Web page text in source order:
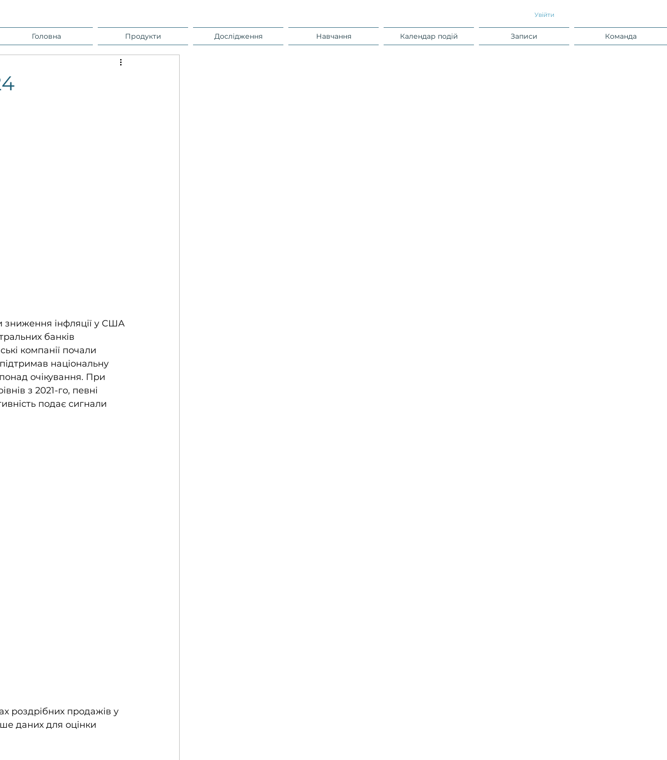
Увійти
Головна Продукти Дослідження Навчання Календар подій Записи Команда
зниження інфляції у США
банків
компанії почали
національну
очікування. При
з 2021-го, певні
подає сигнали
роздрібних продажів у
даних для оцінки